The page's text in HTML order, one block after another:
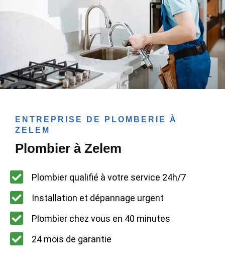
ENTREPRISE DE PLOMBERIE À
ZELEM
Plombier à Zelem
Plombier qualifié à votre service 24h/7
Installation et dépannage urgent
Plombier chez vous en 40 minutes
24 mois de garantie